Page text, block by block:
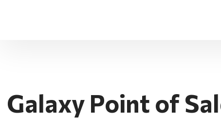
Galaxy Point of